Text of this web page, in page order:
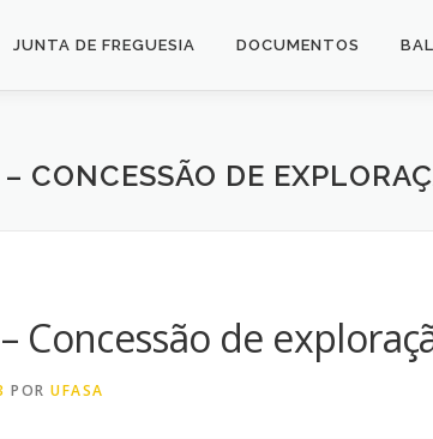
JUNTA DE FREGUESIA DOCUMENTOS
CONCESSÃO DE
Concessão de
POR UFASA